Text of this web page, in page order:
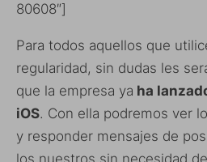
80608″]
Para todos aquellos que
regularidad, sin dudas les
que la empresa ya ha
iOS. Con ella podremos ver
y responder mensajes de